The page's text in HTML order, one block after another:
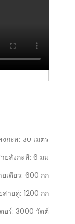
กะสี: 30 เมตร
ยสังกะสี: 6 มม.
เดียว: 600 กก.
สายคู่: 1200 กก.
อร์: 3000 วัตต์